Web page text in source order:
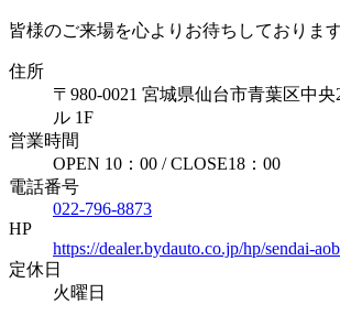
皆様のご来場を心よりお待ちしております
住所
〒980-0021 宮城県仙台市青葉区中
ル 1F
営業時間
OPEN 10：00 / CLOSE18：00
電話番号
022-796-8873
HP
https://dealer.bydauto.co.jp/hp/sendai-
定休日
火曜日